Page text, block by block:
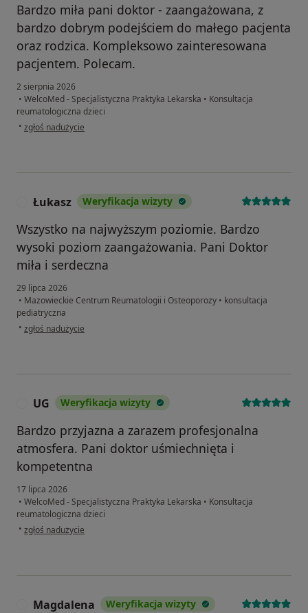
Bardzo miła pani doktor - zaangażowana, z
bardzo dobrym podejściem do małego pacjenta
oraz rodzica. Kompleksowo zainteresowana
pacjentem. Polecam.
2 sierpnia 2026
• WelcoMed - Specjalistyczna Praktyka Lekarska • Konsultacja
reumatologiczna dzieci
• w opinii użytkownika Justyna
zgłoś nadużycie
Łukasz Weryfikacja wizyty
Wszystko na najwyższym poziomie. Bardzo
wysoki poziom zaangażowania. Pani Doktor
miła i serdeczna
29 lipca 2026
• Mazowieckie Centrum Reumatologii i Osteoporozy • konsultacja
pediatryczna
• w opinii użytkownika Łukasz
zgłoś nadużycie
UG Weryfikacja wizyty
Bardzo przyjazna a zarazem profesjonalna
atmosfera. Pani doktor uśmiechnięta i
kompetentna
17 lipca 2026
• WelcoMed - Specjalistyczna Praktyka Lekarska • Konsultacja
reumatologiczna dzieci
• w opinii użytkownika UG
zgłoś nadużycie
Magdalena Weryfikacja wizyty